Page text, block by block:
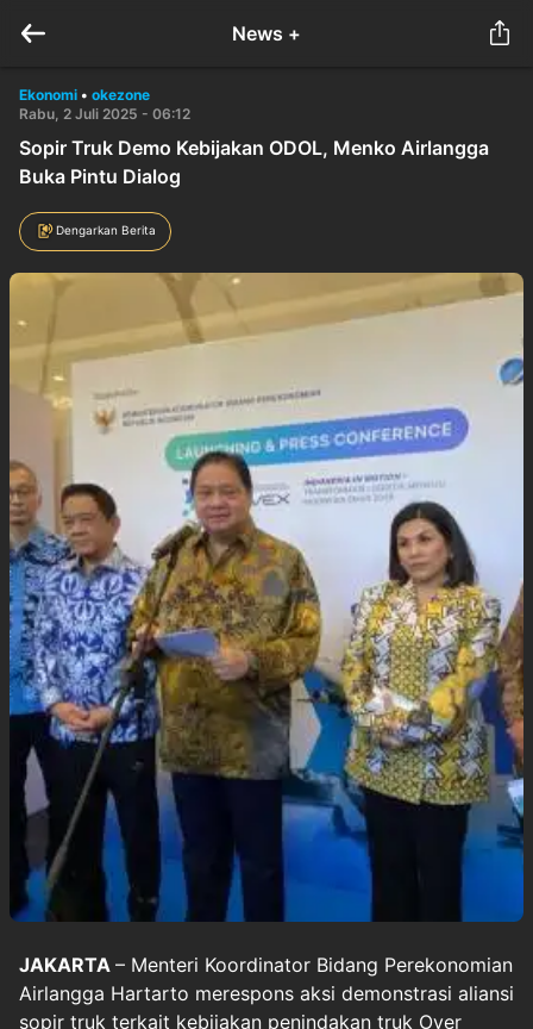
News +
Ekonomi • okezone
Rabu, 2 Juli 2025 - 06:12
Sopir Truk Demo Kebijakan ODOL, Menko Airlangga
Buka Pintu Dialog
Dengarkan Berita
JAKARTA – Menteri Koordinator Bidang Perekonomian
Airlangga Hartarto merespons aksi demonstrasi aliansi
sopir truk terkait kebijakan penindakan truk Over